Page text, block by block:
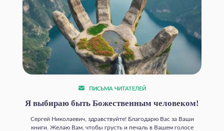
ПИСЬМА ЧИТАТЕЛЕЙ
Я выбираю быть Божественным человеком!
Сергей Николаевич, здравствуйте! Благодарю Вас за Ваши
книги. Желаю Вам, чтобы грусть и печаль в Вашем голосе